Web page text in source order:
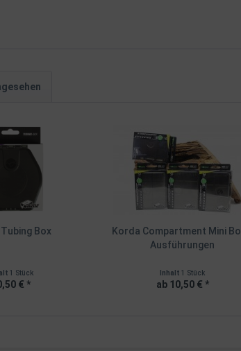
Box
1 Stück
€ *
Korda Compartment Mini
Ausführungen
Inhalt1 Stück
ab 10,50 € *